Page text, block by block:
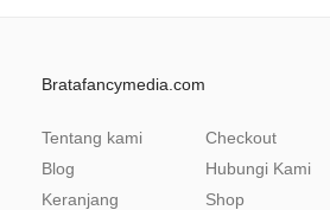
Bratafancymedia.com
Tentang kami
Blog
Keranjang
Checkout
Hubungi Kami
Shop